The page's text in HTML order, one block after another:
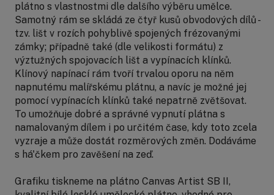
plátno s vlastnostmi dle dalšího výběru umělce.
Samotný rám se skládá ze čtyř kusů obvodových dílů -
tzv. lišt v rozích pohyblivě spojených frézovanými
zámky; případně také (dle velikosti formátu) z
výztužných spojovacích lišt a vypínacích klínků.
Klínový napínací rám tvoří trvalou oporu na něm
napnutému malířskému plátnu, a navíc je možné jej
pomocí vypínacích klínků také nepatrně zvětšovat.
To umožňuje dobré a správné vypnutí plátna s
namalovaným dílem i po určitém čase, kdy toto zcela
vyzraje a může dostát rozměrových změn. Dodáváme
s há'čkem pro zavěšení na zeď.
Grafiku tiskneme na plátno Canvas Artist SB II,